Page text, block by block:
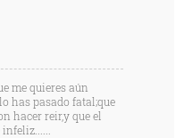
me quieres aún
has pasado fatal;que
hacer reir,y que el